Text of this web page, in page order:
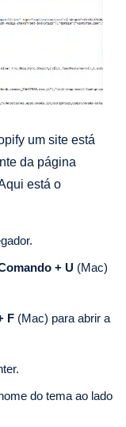
um site está
da página
está o
+ U (Mac)
F (Mac) para abrir a
do tema ao lado